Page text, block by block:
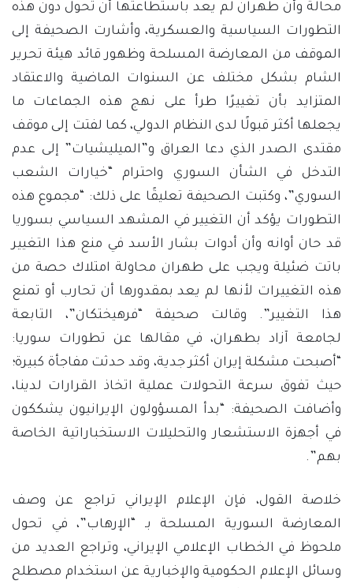
محالة وأن طهران لم يعد باستطاعتها أن تحول دون هذه
التطورات السياسية والعسكرية، وأشارت الصحيفة إلى
الموقف من المعارضة المسلحة وظهور قائد هيئة تحرير
الشام بشكل مختلف عن السنوات الماضية والاعتقاد
المتزايد بأن تغييرًا طرأ على نهج هذه الجماعات ما
يجعلها أكثر قبولًا لدى النظام الدولي، كما لفتت إلى موقف
مقتدى الصدر الذي دعا العراق و”الميليشيات” إلى عدم
التدخل في الشأن السوري واحترام “خيارات الشعب
السوري”، وكتبت الصحيفة تعليقًا على ذلك: “مجموع هذه
التطورات يؤكد أن التغيير في المشهد السياسي بسوريا
قد حان أوانه وأن أدوات بشار الأسد في منع هذا التغيير
باتت ضئيلة ويجب على طهران محاولة امتلاك حصة من
هذه التغييرات لأنها لم يعد بمقدورها أن تحارب أو تمنع
هذا التغيير”. وقالت صحيفة “فرهيختكان”، التابعة
لجامعة آزاد بطهران، في مقالها عن تطورات سوريا:
“أصبحت مشكلة إيران أكثر جدية، وقد حدثت مفاجأة كبيرة؛
حيث تفوق سرعة التحولات عملية اتخاذ القرارات لدينا،
وأضافت الصحيفة: “بدأ المسؤولون الإيرانيون يشككون
في أجهزة الاستشعار والتحليلات الاستخباراتية الخاصة
بهم”.
خلاصة القول، فإن الإعلام الإيراني تراجع عن وصف
المعارضة السورية المسلحة بـ “الإرهاب”، في تحول
ملحوظ في الخطاب الإعلامي الإيراني، وتراجع العديد من
وسائل الإعلام الحكومية والإخبارية عن استخدام مصطلح